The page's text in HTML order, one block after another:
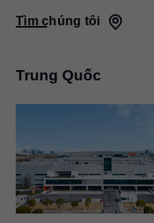
Tìm chúng tôi
Trung Quốc